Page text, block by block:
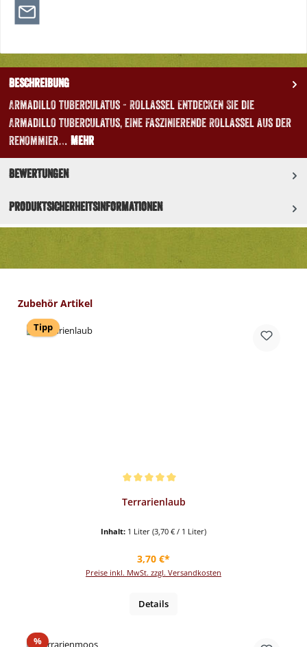
Beschreibung
Armadillo tuberculatus - Rollassel Entdecken Sie die
Armadillo tuberculatus, eine faszinierende Rollassel aus der
renommier… Mehr
Bewertungen
Produktsicherheitsinformationen
Produktgalerie überspringen
Zubehör Artikel
Tipp
Terrarienlaub
Inhalt: 1 Liter (3,70 € / 1 Liter)
Regulärer Preis:
3,70 €*
Preise inkl. MwSt. zzgl. Versandkosten
Details
%Rabatt